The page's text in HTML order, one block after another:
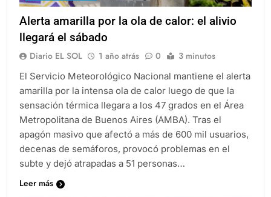
Alerta amarilla por la ola de calor: el alivio
llegará el sábado
Diario EL SOL 1 año atrás 0 3 minutos
El Servicio Meteorológico Nacional mantiene el alerta
amarilla por la intensa ola de calor luego de que la
sensación térmica llegara a los 47 grados en el Área
Metropolitana de Buenos Aires (AMBA). Tras el
apagón masivo que afectó a más de 600 mil usuarios,
decenas de semáforos, provocó problemas en el
subte y dejó atrapadas a 51 personas…
Leer más